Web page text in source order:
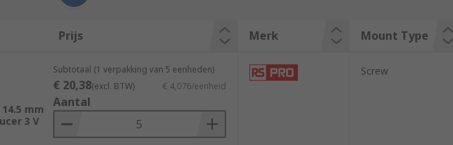
style, the volume of sound they can produce, and their size.
mount. They can have a volume range of anywhere from 60 to
Prijs Merk Mount Type
mm
3 V
Subtotaal (1 verpakking van 5 eenheden)
€ 20,38(excl. BTW) € 4,076/eenheid
Aantal
Screw